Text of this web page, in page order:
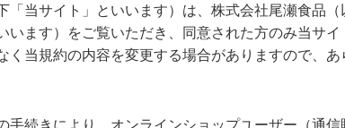
「当サイト」といいます）は、株式会社尾瀬食品
います）をご覧いただき、同意された方のみ当サ
当規約の内容を変更する場合がありますので、あ
手続きにより、オンラインショップユーザー（通